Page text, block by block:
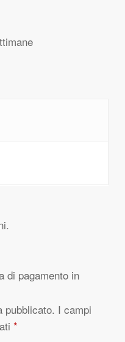
di pagamento in
pubblicato. I campi
*